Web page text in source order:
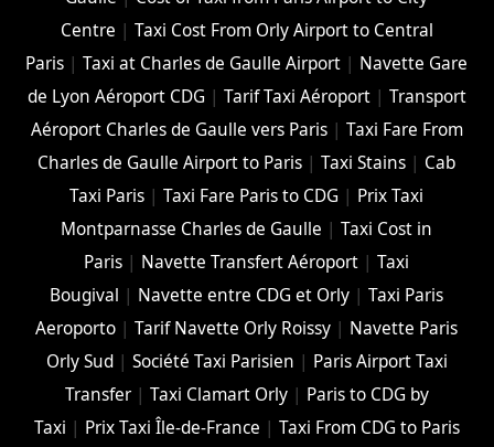
Centre | Taxi Cost From Orly Airport to Central
Paris |Taxi at Charles de Gaulle Airport | Navette Gare
de Lyon Aéroport CDG | Tarif Taxi Aéroport| Transport
Aéroport Charles de Gaulle vers Paris| Taxi Fare From
Charles de Gaulle Airport to Paris |Taxi Stains | Cab
Taxi Paris |Taxi Fare Paris to CDG | Prix Taxi
Montparnasse Charles de Gaulle |Taxi Cost in
Paris | Navette Transfert Aéroport |Taxi
Bougival | Navette entre CDG et Orly |Taxi Paris
Aeroporto |Tarif Navette Orly Roissy | Navette Paris
Orly Sud| Société Taxi Parisien | Paris Airport Taxi
Transfer| Taxi Clamart Orly| Paris to CDG by
Taxi | Prix Taxi Île-de-France | Taxi From CDG to Paris